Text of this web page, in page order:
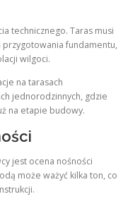
technicznego. Taras musi
fundamentu,
wilgoci.
na tarasach
jednorodzinnych, gdzie
na etapie budowy.
jest ocena nośności
może ważyć kilka ton, co